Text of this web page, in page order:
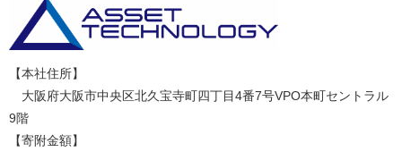
【本社住所】
⼤阪府⼤阪市中央区北久宝寺町四丁⽬4番7号VPO本町セントラル
9階
【寄附金額】